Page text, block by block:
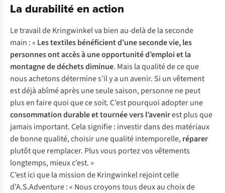
La durabilité en action
Le travail de Kringwinkel va bien au-delà de la seconde
main : « Les textiles bénéficient d’une seconde vie, les
personnes ont accès à une opportunité d’emploi et la
montagne de déchets diminue. Mais la qualité de ce que
nous achetons détermine s’il y a un avenir. Si un vêtement
est déjà abîmé après une seule saison, personne ne peut
plus en faire quoi que ce soit. C’est pourquoi adopter une
consommation durable et tournée vers l’avenirest plus que
jamais important. Cela signifie : investir dans des matériaux
de bonne qualité, choisir une qualité intemporelle,réparer
plutôt que remplacer. Plus vous portez vos vêtements
longtemps, mieux c’est. »
C’est ici que la mission de Kringwinkel rejoint celle
d’A.S.Adventure : « Nous croyons tous deux au choix de